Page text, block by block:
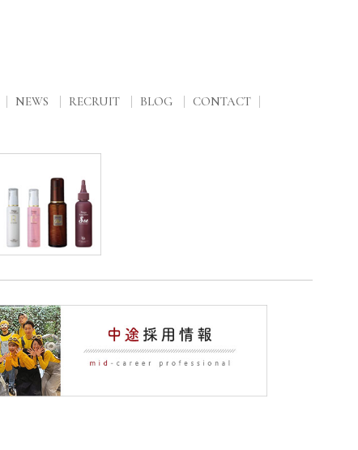
NEWS RECRUIT BLOG CONTACT